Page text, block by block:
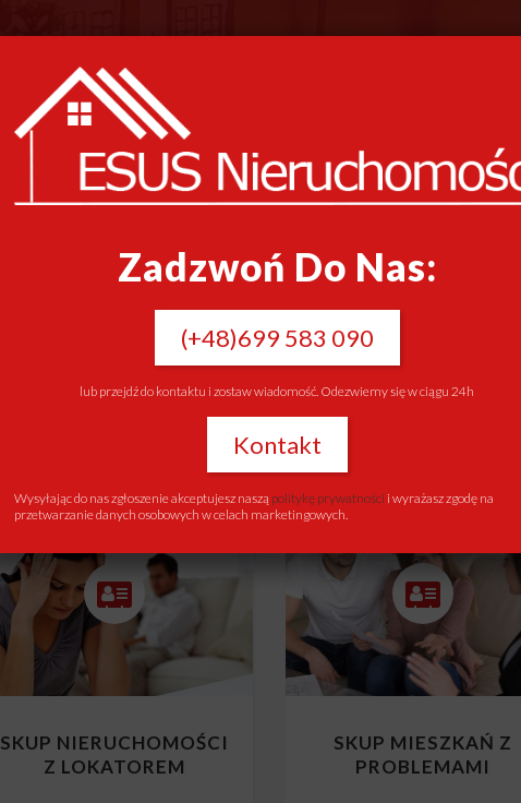
SKUP NIERUCHOMOŚCI
SKUP
Z KOMORNIKIEM
SKUP NIERUCHOMOŚCI
Z LOKATOREM
SKUP MIESZKAŃ Z
PROBLEMAMI
Zadzwoń Do Nas:
(+48)699 583 090
lub przejdź do kontaktu i zostaw wiadomość. Odezwiemy się w ciągu 24h
Kontakt
Wysyłając do nas zgłoszenie akceptujesz naszą politykę prywatności i wyrażasz zgodę na
przetwarzanie danych osobowych w celach marketingowych.